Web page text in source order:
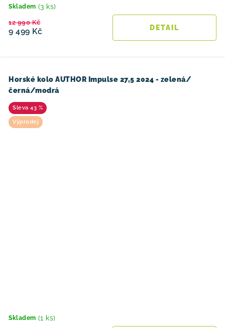
Skladem (3 ks)
9 499 Kč
12 990 Kč
Horské kolo AUTHOR Impulse 27,5 2024 - zelená/
černá/modrá
43 %
Výprodej
Skladem (1 ks)